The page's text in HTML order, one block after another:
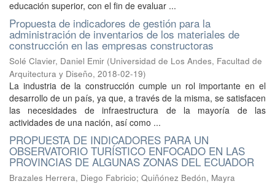
educación superior, con el fin de evaluar ...
Propuesta de indicadores de gestión para la
administración de inventarios de los materiales de
construcción en las empresas constructoras
Solé Clavier, Daniel Emir (Universidad de Los Andes, Facultad de
Arquitectura y Diseño, 2018-02-19)
La industria de la construcción cumple un rol importante en el
desarrollo de un país, ya que, a través de la misma, se satisfacen
las necesidades de infraestructura de la mayoría de las
actividades de una nación, así como ...
PROPUESTA DE INDICADORES PARA UN
OBSERVATORIO TURÍSTICO ENFOCADO EN LAS
PROVINCIAS DE ALGUNAS ZONAS DEL ECUADOR
Brazales Herrera, Diego Fabricio; Quiñónez Bedón, Mayra